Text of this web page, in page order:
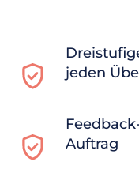
jeden
Auftrag